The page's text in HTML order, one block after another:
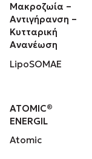
Μακροζωία –
Αντιγήρανση –
Κυτταρική
Ανανέωση
LipoSOMAE
ATOMIC®
ENERGIL
Atomic